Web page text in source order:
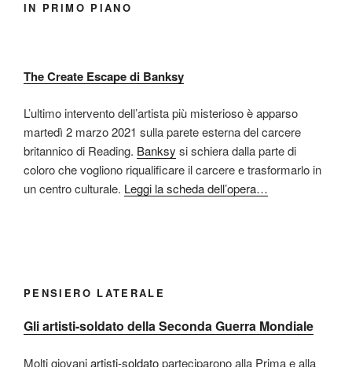
IN PRIMO PIANO
The Create Escape di Banksy
L’ultimo intervento dell’artista più misterioso è apparso
martedì 2 marzo 2021 sulla parete esterna del carcere
britannico di Reading. Banksy si schiera dalla parte di
coloro che vogliono riqualificare il carcere e trasformarlo in
un centro culturale. Leggi la scheda dell’opera…
PENSIERO LATERALE
Gli artisti-soldato della Seconda Guerra Mondiale
Molti giovaniartisti-soldatoparteciparono alla Prima e alla